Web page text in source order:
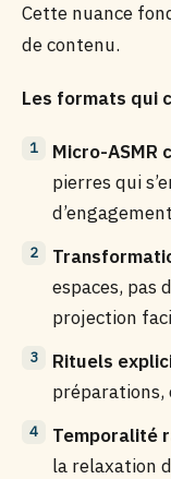
Cette nuance
de contenu.
Les formats qui
Micro-ASMR
pierres qui
espaces, pas
projection
Rituels
préparations,
Temporalité
la relaxation